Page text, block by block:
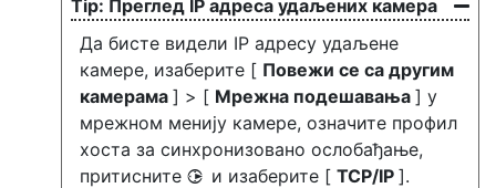
Преглед IP адреса удаљених камера
Да бисте видели IP адресу удаљене
камере, изаберите [ Повежи се са другим
камерама ] > [ Мрежна подешавања ] у
мрежном менију камере, означите профил
хоста за синхронизовано ослобађање,
притисните 2 и изаберите [ TCP/IP ].